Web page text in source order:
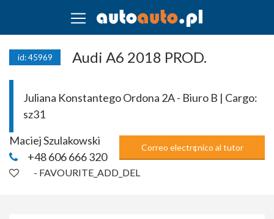
id: 45969 Audi A6 2018 PROD.
Juliana Konstantego Ordona 2A - Biuro B | Cargo:
sz31
Maciej Szulakowski
+48 606 666 320
Correo electr¢nico al tutor
- FAVOURITE_ADD_DEL